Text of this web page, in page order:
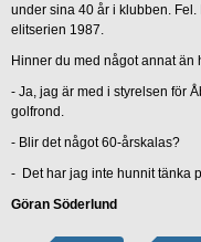
under sina 40 år i klubben. Fel.
elitserien 1987.
Hinner du med något annat än
- Ja, jag är med i styrelsen för
golfrond.
- Blir det något 60-årskalas?
- Det har jag inte hunnit tänka
Göran Söderlund